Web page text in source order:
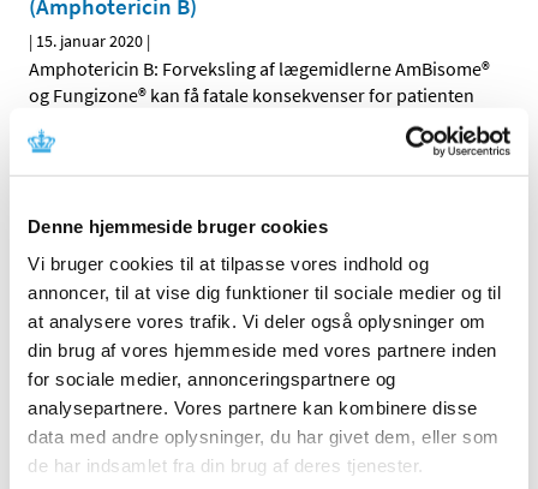
Denne hjemmeside bruger cookies
Vi bruger cookies til at tilpasse vores indhold og
annoncer, til at vise dig funktioner til sociale medier og til
at analysere vores trafik. Vi deler også oplysninger om
din brug af vores hjemmeside med vores partnere inden
for sociale medier, annonceringspartnere og
analysepartnere. Vores partnere kan kombinere disse
data med andre oplysninger, du har givet dem, eller som
de har indsamlet fra din brug af deres tjenester.
(Amphotericin B)
| 15. januar 2020 |
Amphotericin B: Forveksling af lægemidlerne AmBisome®
og Fungizone® kan få fatale konsekvenser for patienten
Opdatering af produktresumeer på grund af
|8. januar 2020|
der er godkendt efter den nationale procedure, den
Bevilling til Albertslund Apotek
|8. januar 2020|
Lægemiddelstyrelsen har den 2. januar meddelt at Mia
Bendix Andersen får bevilling til at drive Albertslund…